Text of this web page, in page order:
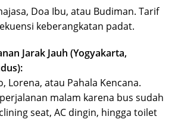
Doa Ibu, atau Budiman. Tarif
keberangkatan padat.
Jarak Jauh (Yogyakarta,
Lorena, atau Pahala Kencana.
malam karena bus sudah
seat, AC dingin, hingga toilet